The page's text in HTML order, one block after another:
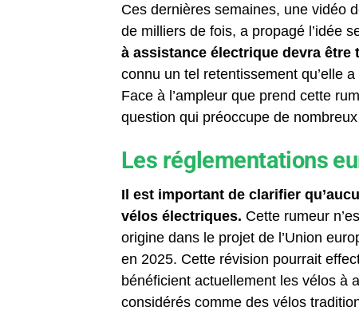
Ces dernières semaines, une vidéo
de milliers de fois, a propagé l’idée
à assistance électrique devra être
connu un tel retentissement qu’elle
Face à l’ampleur que prend cette
question qui préoccupe de
Les réglementations
Il est important de clarifier
vélos électriques. Cette rumeur
origine dans le projet de l’Union
en 2025. Cette révision pourrait
bénéficient actuellement les vélos à
considérés comme des vélos